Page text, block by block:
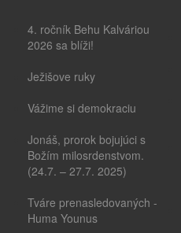
4. ročník Behu Kalváriou
2026 sa blíži!
Ježišove ruky
Vážime si demokraciu
Jonáš, prorok bojujúci s
Božím milosrdenstvom.
(24.7. – 27.7. 2025)
Tváre prenasledovaných -
Huma Younus